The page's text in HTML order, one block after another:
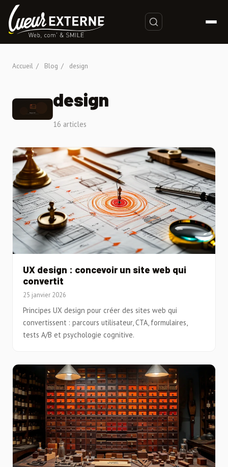
Accueil / Blog / design
design
16 articles
UX design : concevoir un site web qui
convertit
25 janvier 2026
Principes UX design pour créer des sites web qui
convertissent : parcours utilisateur, CTA, formulaires,
tests A/B et psychologie cognitive.